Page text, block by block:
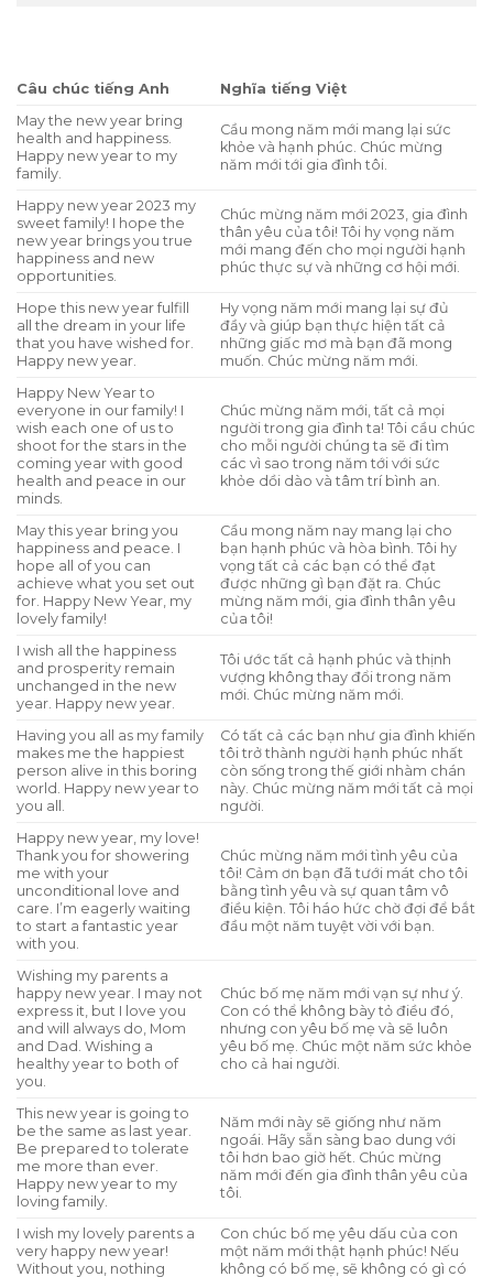
Câu chúc tiếng Anh
Nghĩa tiếng Việt
May the new year bring
health and happiness.
Happy new year to my
family.
Cầu mong năm mới mang lại sức
khỏe và hạnh phúc. Chúc mừng
năm mới tới gia đình tôi.
Happy new year 2023 my
sweet family! I hope the
new year brings you true
happiness and new
opportunities.
Chúc mừng năm mới 2023, gia đình
thân yêu của tôi! Tôi hy vọng năm
mới mang đến cho mọi người hạnh
phúc thực sự và những cơ hội mới.
Hope this new year fulfill
all the dream in your life
that you have wished for.
Happy new year.
Hy vọng năm mới mang lại sự đủ
đầy và giúp bạn thực hiện tất cả
những giấc mơ mà bạn đã mong
muốn. Chúc mừng năm mới.
Happy New Year to
everyone in our family! I
wish each one of us to
shoot for the stars in the
coming year with good
health and peace in our
minds.
Chúc mừng năm mới, tất cả mọi
người trong gia đình ta! Tôi cầu chúc
cho mỗi người chúng ta sẽ đi tìm
các vì sao trong năm tới với sức
khỏe dồi dào và tâm trí bình an.
May this year bring you
happiness and peace. I
hope all of you can
achieve what you set out
for. Happy New Year, my
lovely family!
Cầu mong năm nay mang lại cho
bạn hạnh phúc và hòa bình. Tôi hy
vọng tất cả các bạn có thể đạt
được những gì bạn đặt ra. Chúc
mừng năm mới, gia đình thân yêu
của tôi!
I wish all the happiness
and prosperity remain
unchanged in the new
year. Happy new year.
Tôi ước tất cả hạnh phúc và thịnh
vượng không thay đổi trong năm
mới. Chúc mừng năm mới.
Having you all as my family
makes me the happiest
person alive in this boring
world. Happy new year to
you all.
Có tất cả các bạn như gia đình khiến
tôi trở thành người hạnh phúc nhất
còn sống trong thế giới nhàm chán
này. Chúc mừng năm mới tất cả mọi
người.
Happy new year, my love!
Thank you for showering
me with your
unconditional love and
care. I’m eagerly waiting
to start a fantastic year
with you.
Chúc mừng năm mới tình yêu của
tôi! Cảm ơn bạn đã tưới mát cho tôi
bằng tình yêu và sự quan tâm vô
điều kiện. Tôi háo hức chờ đợi để bắt
đầu một năm tuyệt vời với bạn.
Wishing my parents a
happy new year. I may not
express it, but I love you
and will always do, Mom
and Dad. Wishing a
healthy year to both of
you.
Chúc bố mẹ năm mới vạn sự như ý.
Con có thể không bày tỏ điều đó,
nhưng con yêu bố mẹ và sẽ luôn
yêu bố mẹ. Chúc một năm sức khỏe
cho cả hai người.
This new year is going to
be the same as last year.
Be prepared to tolerate
me more than ever.
Happy new year to my
loving family.
Năm mới này sẽ giống như năm
ngoái. Hãy sẵn sàng bao dung với
tôi hơn bao giờ hết. Chúc mừng
năm mới đến gia đình thân yêu của
tôi.
I wish my lovely parents a
very happy new year!
Without you, nothing
Con chúc bố mẹ yêu dấu của con
một năm mới thật hạnh phúc! Nếu
không có bố mẹ, sẽ không có gì có